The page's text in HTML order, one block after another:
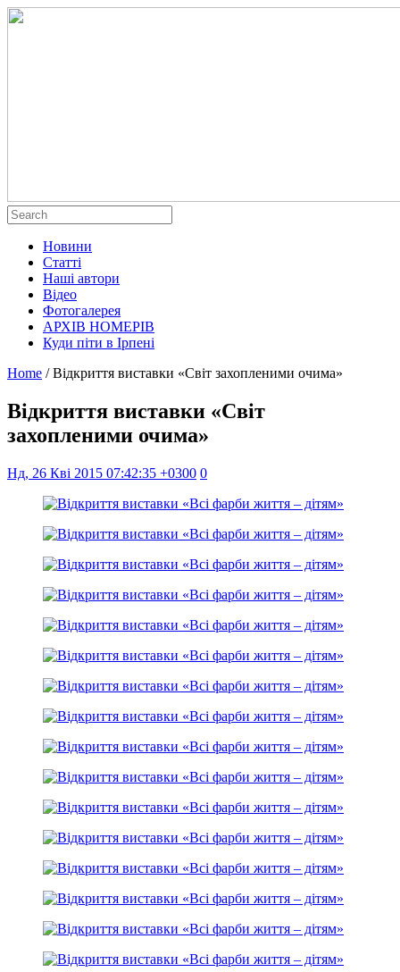
Новини
Статті
Наші автори
Відео
Фотогалерея
АРХІВ НОМЕРІВ
Куди піти в Ірпені
Home / Відкриття виставки «Світ захопленими очима»
Відкриття виставки «Світ
захопленими очима»
Нд, 26 Кві 2015 07:42:35 +0300 0